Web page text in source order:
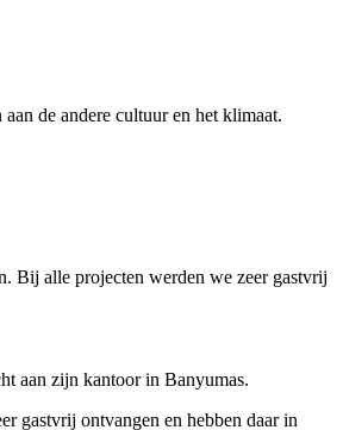
de andere cultuur en het klimaat.
Bij alle projecten werden we zeer gastvrij
aan zijn kantoor in Banyumas.
gastvrij ontvangen en hebben daar in